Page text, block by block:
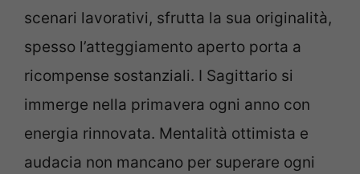
scenari lavorativi, sfrutta la sua originalità,
spesso l’atteggiamento aperto porta a
ricompense sostanziali. I Sagittario si
immerge nella primavera ogni anno con
energia rinnovata. Mentalità ottimista e
audacia non mancano per superare ogni